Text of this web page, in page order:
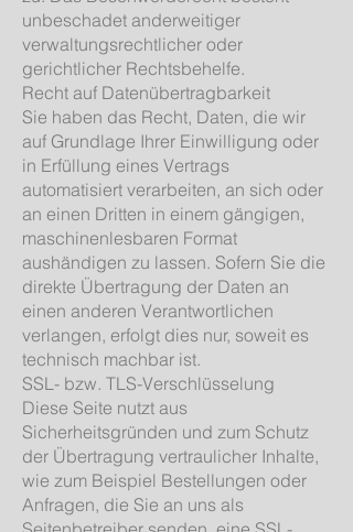
unbeschadet anderweitiger
verwaltungsrechtlicher oder
gerichtlicher Rechtsbehelfe.
Recht auf Datenübertragbarkeit
Sie haben das Recht, Daten, die wir
auf Grundlage Ihrer Einwilligung oder
in Erfüllung eines Vertrags
automatisiert verarbeiten, an sich oder
an einen Dritten in einem gängigen,
maschinenlesbaren Format
aushändigen zu lassen. Sofern Sie die
direkte Übertragung der Daten an
einen anderen Verantwortlichen
verlangen, erfolgt dies nur, soweit es
technisch machbar ist.
SSL- bzw. TLS-Verschlüsselung
Diese Seite nutzt aus
Sicherheitsgründen und zum Schutz
der Übertragung vertraulicher Inhalte,
wie zum Beispiel Bestellungen oder
Anfragen, die Sie an uns als